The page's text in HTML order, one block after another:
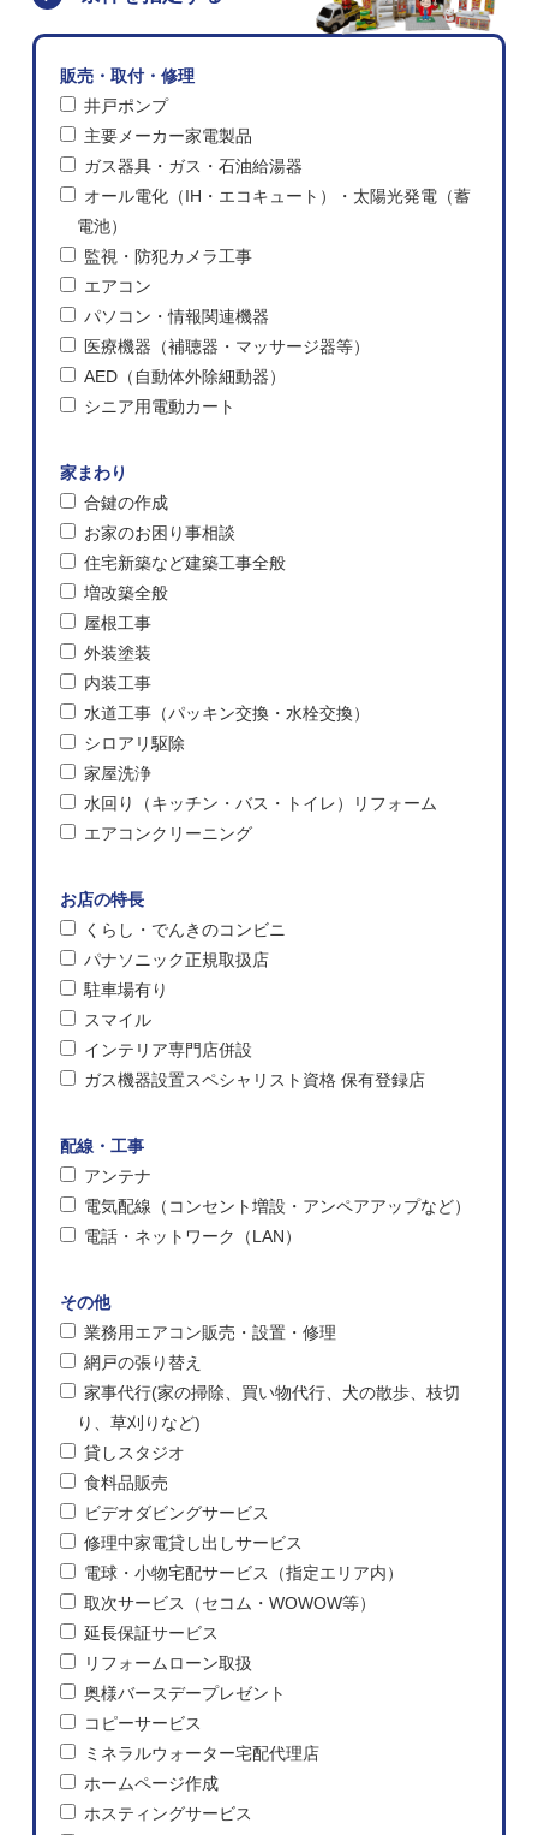
販売・取付・修理
井戸ポンプ
主要メーカー家電製品
ガス器具・ガス・石油給湯器
オール電化（IH・エコキュート）・太陽光発電（蓄
電池）
監視・防犯カメラ工事
エアコン
パソコン・情報関連機器
医療機器（補聴器・マッサージ器等）
AED（自動体外除細動器）
シニア用電動カート
家まわり
合鍵の作成
お家のお困り事相談
住宅新築など建築工事全般
増改築全般
屋根工事
外装塗装
内装工事
水道工事（パッキン交換・水栓交換）
シロアリ駆除
家屋洗浄
水回り（キッチン・バス・トイレ）リフォーム
エアコンクリーニング
お店の特長
くらし・でんきのコンビニ
パナソニック正規取扱店
駐車場有り
スマイル
インテリア専門店併設
ガス機器設置スペシャリスト資格 保有登録店
配線・工事
アンテナ
電気配線（コンセント増設・アンペアアップなど）
電話・ネットワーク（LAN）
その他
業務用エアコン販売・設置・修理
網戸の張り替え
家事代行(家の掃除、買い物代行、犬の散歩、枝切
り、草刈りなど)
貸しスタジオ
食料品販売
ビデオダビングサービス
修理中家電貸し出しサービス
電球・小物宅配サービス（指定エリア内）
取次サービス（セコム・WOWOW等）
延長保証サービス
リフォームローン取扱
奥様バースデープレゼント
コピーサービス
ミネラルウォーター宅配代理店
ホームページ作成
ホスティングサービス